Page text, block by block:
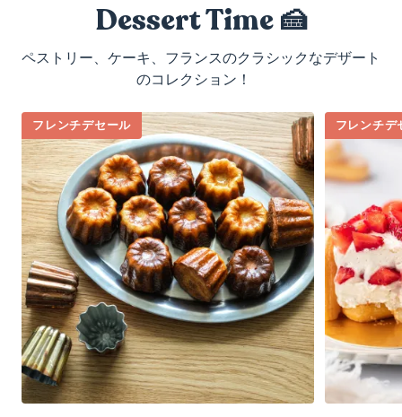
Dessert Time 🍰
ペストリー、ケーキ、フランスのクラシックなデザート
のコレクション！
フレンチデセール フレンチデ